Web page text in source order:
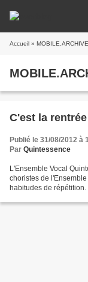
Accueil »
C'est la
Publié le 31/08/2012 à
Par Quintessence
L'Ensemble Vocal
choristes de
habitudes de